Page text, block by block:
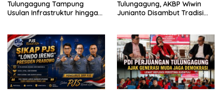
Tulungagung Tampung
Usulan Infrastruktur hingga
Tulungagung, AKBP Wiwin
Junianto Disambut Tradisi